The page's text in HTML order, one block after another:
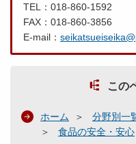
TEL：018-860-1592
FAX：018-860-3856
E-mail：
この
ホーム 分野別一
食品の安全・安心